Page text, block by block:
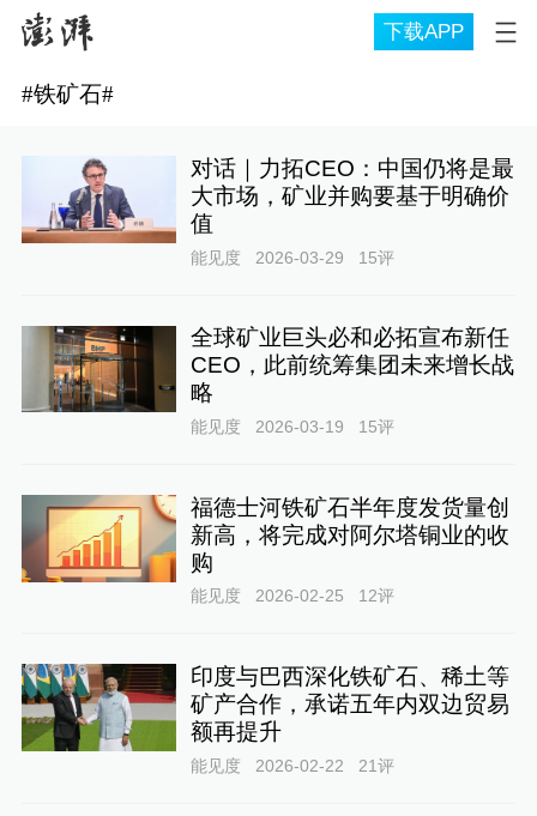
下载APP
#铁矿石#
对话｜力拓CEO：中国仍将是最
大市场，矿业并购要基于明确价
值
能见度 2026-03-29 15评
全球矿业巨头必和必拓宣布新任
CEO，此前统筹集团未来增长战
略
能见度 2026-03-19 15评
福德士河铁矿石半年度发货量创
新高，将完成对阿尔塔铜业的收
购
能见度 2026-02-25 12评
印度与巴西深化铁矿石、稀土等
矿产合作，承诺五年内双边贸易
额再提升
能见度 2026-02-22 21评